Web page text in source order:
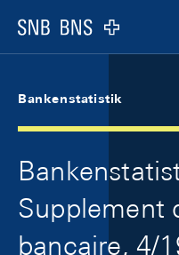
Logo
Bankenstatistik
Supplement
bancaire, 4/